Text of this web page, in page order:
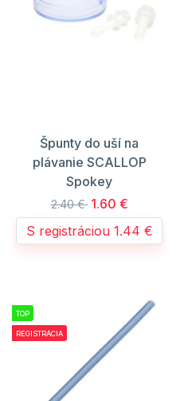
Špunty do uší na
plávanie SCALLOP
Spokey
2.40 € 1.60 €
S registráciou 1.44 €
TOP
REGISTRÁCIA